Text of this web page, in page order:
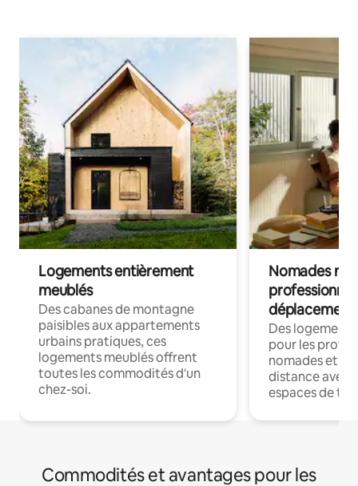
Logements entièrement
meublés
Des cabanes de montagne
paisibles aux appartements
urbains pratiques, ces
logements meublés offrent
toutes les commodités d'un
chez-soi.
Nomades
déplacement
Des
pour les
nomades et
distance avec
espaces de
Commodités et avantages pour les